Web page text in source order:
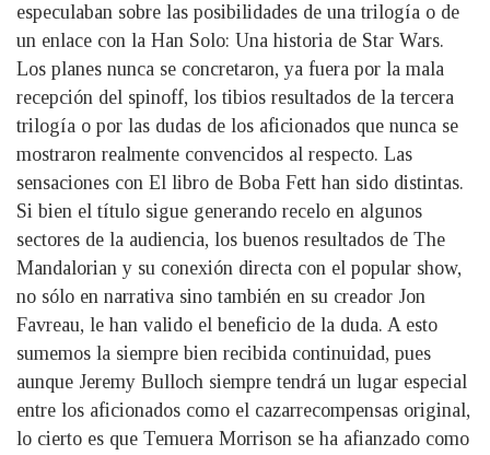
especulaban sobre las posibilidades de una trilogía o de
un enlace con la Han Solo: Una historia de Star Wars.
Los planes nunca se concretaron, ya fuera por la mala
recepción del spinoff, los tibios resultados de la tercera
trilogía o por las dudas de los aficionados que nunca se
mostraron realmente convencidos al respecto. Las
sensaciones con El libro de Boba Fett han sido distintas.
Si bien el título sigue generando recelo en algunos
sectores de la audiencia, los buenos resultados de The
Mandalorian y su conexión directa con el popular show,
no sólo en narrativa sino también en su creador Jon
Favreau, le han valido el beneficio de la duda. A esto
sumemos la siempre bien recibida continuidad, pues
aunque Jeremy Bulloch siempre tendrá un lugar especial
entre los aficionados como el cazarrecompensas original,
lo cierto es que Temuera Morrison se ha afianzado como